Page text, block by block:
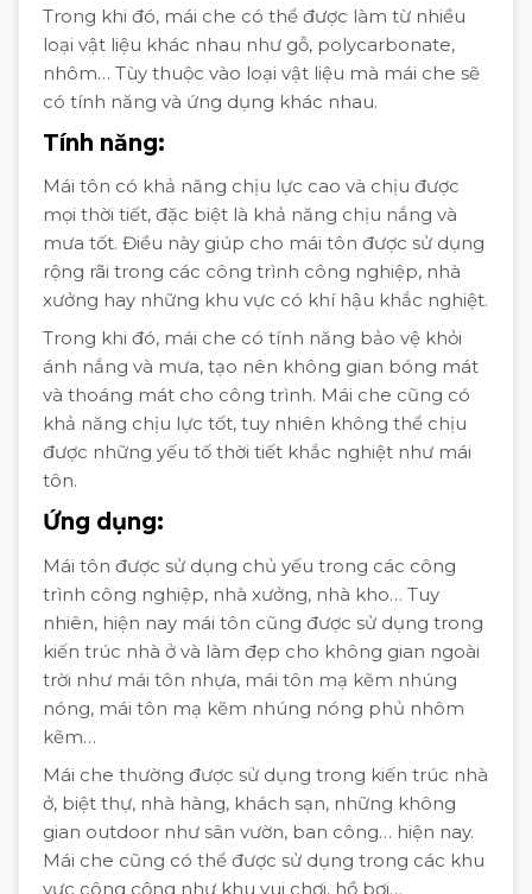
Trong khi đó, mái che có thể được làm từ nhiều
loại vật liệu khác nhau như gỗ, polycarbonate,
nhôm… Tùy thuộc vào loại vật liệu mà mái che sẽ
có tính năng và ứng dụng khác nhau.
Tính năng:
Mái tôn có khả năng chịu lực cao và chịu được
mọi thời tiết, đặc biệt là khả năng chịu nắng và
mưa tốt. Điều này giúp cho mái tôn được sử dụng
rộng rãi trong các công trình công nghiệp, nhà
xưởng hay những khu vực có khí hậu khắc nghiệt.
Trong khi đó, mái che có tính năng bảo vệ khỏi
ánh nắng và mưa, tạo nên không gian bóng mát
và thoáng mát cho công trình. Mái che cũng có
khả năng chịu lực tốt, tuy nhiên không thể chịu
được những yếu tố thời tiết khắc nghiệt như mái
tôn.
Ứng dụng:
Mái tôn được sử dụng chủ yếu trong các công
trình công nghiệp, nhà xưởng, nhà kho… Tuy
nhiên, hiện nay mái tôn cũng được sử dụng trong
kiến trúc nhà ở và làm đẹp cho không gian ngoài
trời như mái tôn nhựa, mái tôn mạ kẽm nhúng
nóng, mái tôn mạ kẽm nhúng nóng phủ nhôm
kẽm…
Mái che thường được sử dụng trong kiến trúc nhà
ở, biệt thự, nhà hàng, khách sạn, những không
gian outdoor như sân vườn, ban công… hiện nay.
Mái che cũng có thể được sử dụng trong các khu
vực công cộng như khu vui chơi, hồ bơi…